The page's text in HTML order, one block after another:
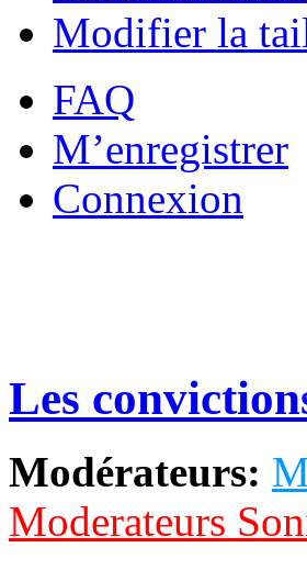
Modifier la
FAQ
M’enregistrer
Connexion
Les
Modérateurs:
Moderateurs